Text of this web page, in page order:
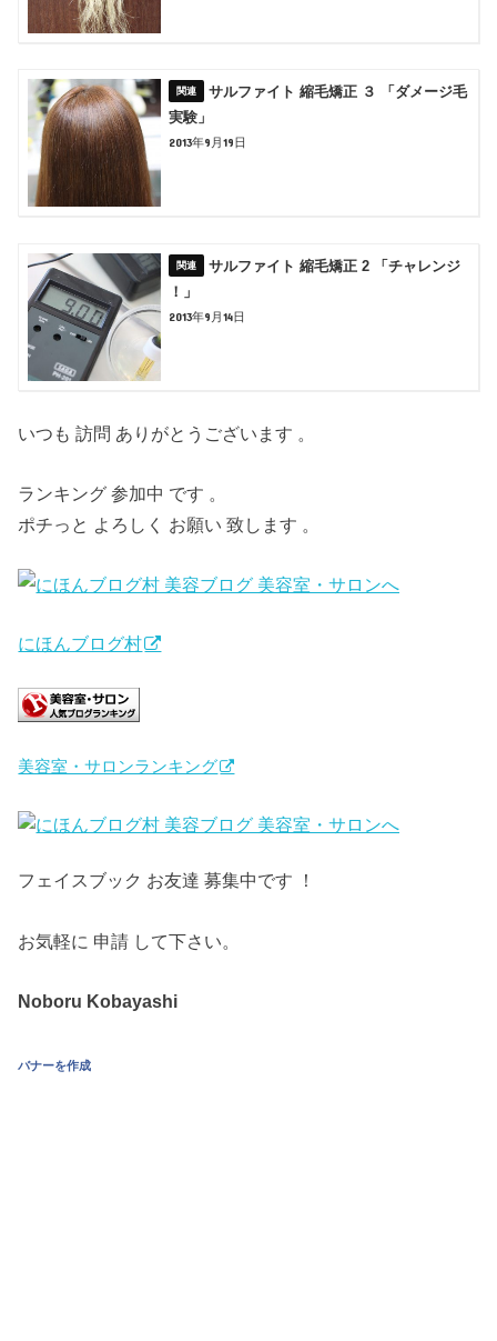
サルファイト 縮毛矯正 ３ 「ダメージ毛
実験」
2013年9月19日
サルファイト 縮毛矯正 2 「チャレンジ
！」
2013年9月14日
いつも 訪問 ありがとうございます 。
ランキング 参加中 です 。
ポチっと よろしく お願い 致します 。
にほんブログ村
美容室・サロンランキング
フェイスブック お友達 募集中です ！
お気軽に 申請 して下さい。
Noboru Kobayashi
バナーを作成